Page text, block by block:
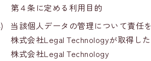
第４条に定める利用目的
当該個人データの管理について責任
株式会社Legal Technologyが取得し
株式会社Legal Technology